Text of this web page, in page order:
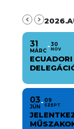
31
MÁRC
30
NOV
03
JÚN
09
SZEPT